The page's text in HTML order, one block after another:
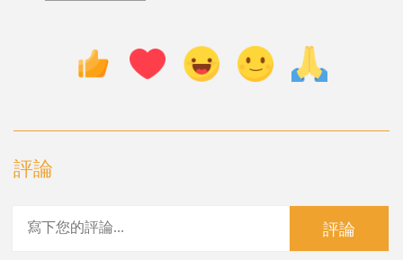
評論
評論